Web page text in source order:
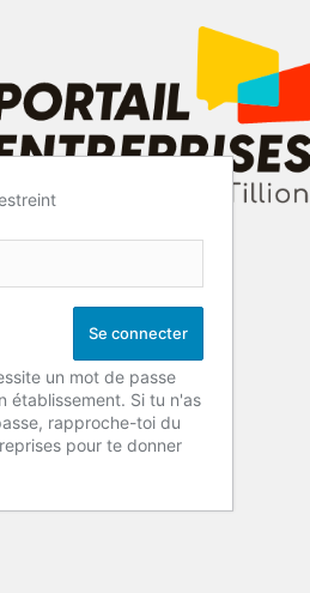
un mot de passe
établissement. Si tu n'as
rapproche-toi du
pour te donner